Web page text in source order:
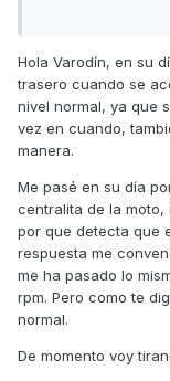
baja de vueltas,
ver si saben de
Un saludo
Hola Varodín, en su
trasero cuando se
nivel normal, ya que
vez en cuando,
manera.
Me pasé en su día
centralita de la moto,
por que detecta que
respuesta me
me ha pasado lo
rpm. Pero como te
normal.
De momento voy